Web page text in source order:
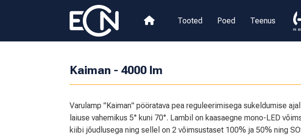
Tooted Poed Teenus
Kaiman - 4000 lm
Varulamp "Kaiman" pööratava pea reguleerimisega sukeldumise
laiuse vahemikus 5° kuni 70°. Lambil on kaasaegne mono-LED
kiibi jõudlusega ning sellel on 2 võimsustaset 100% ja 50% ning